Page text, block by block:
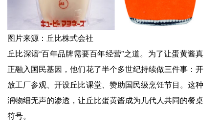
图片来源：丘比株式会社
丘比深谙“百年品牌需要百年经营”之道。为了让蛋黄酱真
正融入国民基因，他们花了半个多世纪持续做三件事：开
放工厂参观、开设丘比课堂、赞助国民级烹饪节目。这种
润物细无声的渗透，让丘比蛋黄酱成为几代人共同的餐桌
符号。